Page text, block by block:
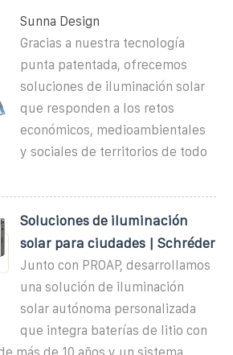
Sunna Design
Gracias a nuestra tecnología
punta patentada, ofrecemos
soluciones de iluminación solar
que responden a los retos
económicos, medioambientales
y sociales de territorios de todo
Soluciones de iluminación
solar para ciudades | Schréder
Junto con PROAP, desarrollamos
una solución de iluminación
solar autónoma personalizada
que integra baterías de litio con
más de 10 años y un sistema